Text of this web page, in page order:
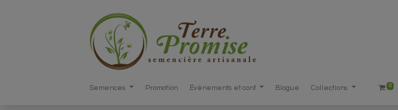
Semences Promotion Événements et conf. Blogue Collections 0